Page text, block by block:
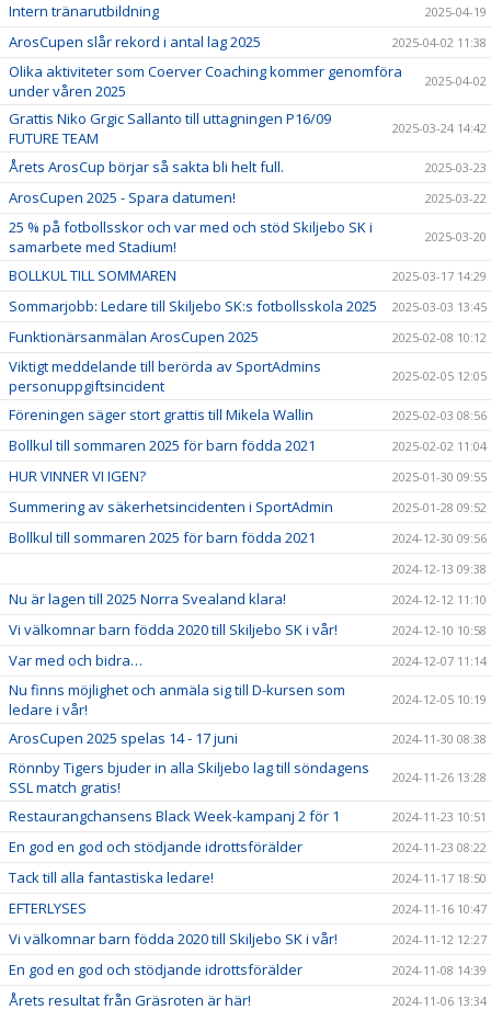
Intern tränarutbildning 2025-04-19
ArosCupen slår rekord i antal lag 2025 2025-04-02 11:38
Olika aktiviteter som Coerver Coaching kommer genomföra
under våren 2025
2025-04-02
Grattis Niko Grgic Sallanto till uttagningen P16/09
FUTURE TEAM
2025-03-24 14:42
Årets ArosCup börjar så sakta bli helt full. 2025-03-23
ArosCupen 2025 - Spara datumen! 2025-03-22
25 % på fotbollsskor och var med och stöd Skiljebo SK i
samarbete med Stadium!
2025-03-20
BOLLKUL TILL SOMMAREN 2025-03-17 14:29
Sommarjobb: Ledare till Skiljebo SK:s fotbollsskola 2025 2025-03-03 13:45
Funktionärsanmälan ArosCupen 2025 2025-02-08 10:12
Viktigt meddelande till berörda av SportAdmins
personuppgiftsincident
2025-02-05 12:05
Föreningen säger stort grattis till Mikela Wallin 2025-02-03 08:56
Bollkul till sommaren 2025 för barn födda 2021 2025-02-02 11:04
HUR VINNER VI IGEN? 2025-01-30 09:55
Summering av säkerhetsincidenten i SportAdmin 2025-01-28 09:52
Bollkul till sommaren 2025 för barn födda 2021
2024-12-30 09:56
2024-12-13 09:38
Nu är lagen till 2025 Norra Svealand klara! 2024-12-12 11:10
Vi välkomnar barn födda 2020 till Skiljebo SK i vår! 2024-12-10 10:58
Var med och bidra… 2024-12-07 11:14
Nu finns möjlighet och anmäla sig till D-kursen som
ledare i vår!
2024-12-05 10:19
ArosCupen 2025 spelas 14 - 17 juni 2024-11-30 08:38
Rönnby Tigers bjuder in alla Skiljebo lag till söndagens
SSL match gratis!
2024-11-26 13:28
Restaurangchansens Black Week-kampanj 2 för 1 2024-11-23 10:51
En god en god och stödjande idrottsförälder 2024-11-23 08:22
Tack till alla fantastiska ledare! 2024-11-17 18:50
EFTERLYSES 2024-11-16 10:47
Vi välkomnar barn födda 2020 till Skiljebo SK i vår! 2024-11-12 12:27
En god en god och stödjande idrottsförälder 2024-11-08 14:39
Årets resultat från Gräsroten är här! 2024-11-06 13:34